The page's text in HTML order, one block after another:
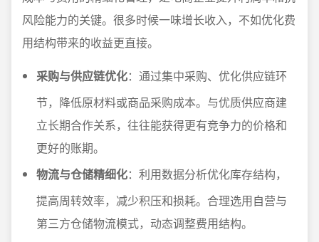
风险能力的关键。很多时候一味增长收入，不如优化费
用结构带来的收益更直接。
采购与供应链优化：通过集中采购、优化供应链环
节，降低原材料或商品采购成本。与优质供应商建
立长期合作关系，往往能获得更有竞争力的价格和
更好的账期。
物流与仓储精细化：利用数据分析优化库存结构，
提高周转效率，减少积压和损耗。合理选用自营与
第三方仓储物流模式，动态调整费用结构。